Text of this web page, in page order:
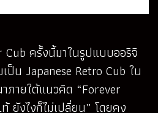
ครั้งนี้มาในรูปแบบออริจิ
น Japanese Retro Cub ใน
ายใต้แนวคิด “Forever
ยังไงก็ไม่เปลี่ยน” โดยคง